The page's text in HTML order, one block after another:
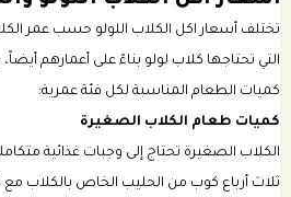
تختلف أسعار اكل الكلاب اللولو حسب عمر
التي تحتاجها كلاب لولو بناءً على أعمارهم
كميات الطعام المناسبة لكل فئة عمرية:
كميات طعام الكلاب الصغيرة
الكلاب الصغيرة تحتاج إلى وجبات غذائية
ثلاث أرباع كوب من الحليب الخاص بالكلاب مع